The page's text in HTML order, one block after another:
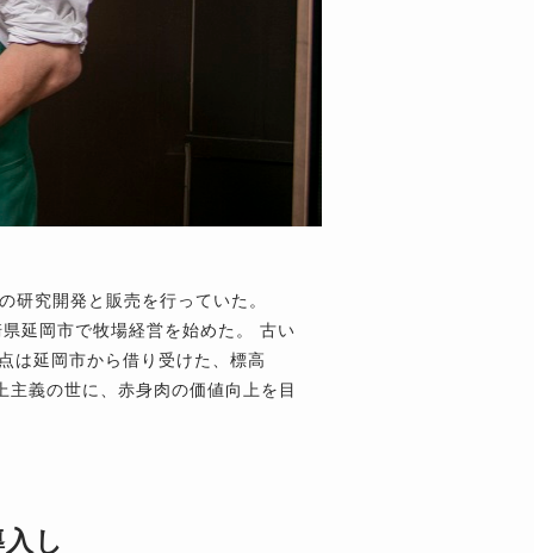
研究開発と販売を行っていた。
延岡市で牧場経営を始めた。 古い
は延岡市から借り受けた、標高
義の世に、赤身肉の価値向上を目
し